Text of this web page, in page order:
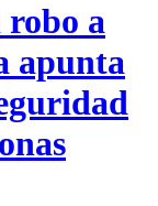
robo a
apunta